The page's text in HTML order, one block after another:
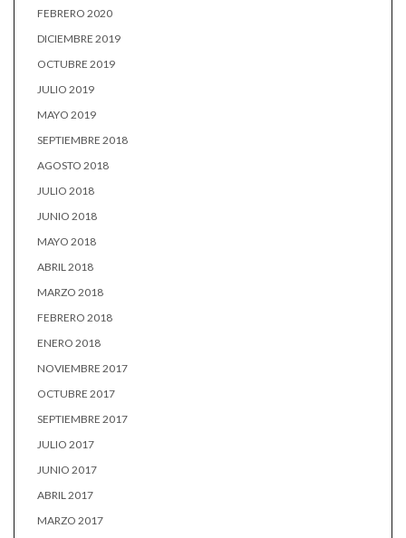
FEBRERO 2020
DICIEMBRE 2019
OCTUBRE 2019
JULIO 2019
MAYO 2019
SEPTIEMBRE 2018
AGOSTO 2018
JULIO 2018
JUNIO 2018
MAYO 2018
ABRIL 2018
MARZO 2018
FEBRERO 2018
ENERO 2018
NOVIEMBRE 2017
OCTUBRE 2017
SEPTIEMBRE 2017
JULIO 2017
JUNIO 2017
ABRIL 2017
MARZO 2017